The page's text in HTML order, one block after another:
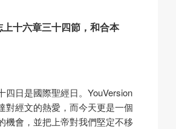
十六章三十四節，和合本
四日是國際聖經日。YouVersion
對經文的熱愛，而今天更是一個
機會，並把上帝對我們堅定不移